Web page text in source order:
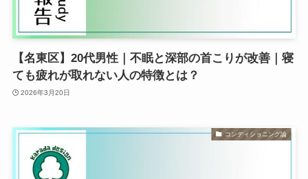
【名東区】20代男性｜不眠と深部の首こりが改善｜寝
ても疲れが取れない人の特徴とは？
2026年3月20日
コンディショニング論